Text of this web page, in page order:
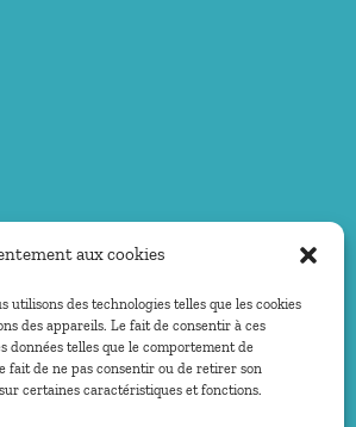
aux cookies
utilisons des technologies telles que les cookies
des appareils. Le fait de consentir à ces
telles que le comportement de
fait de ne pas consentir ou de retirer son
certaines caractéristiques et fonctions.